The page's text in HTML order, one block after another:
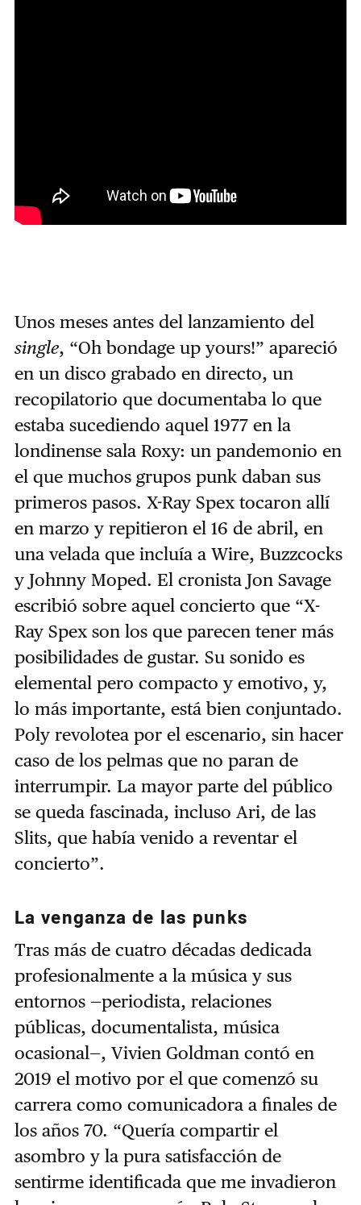
Unos meses antes del lanzamiento del
single, “Oh bondage up yours!” apareció
en un disco grabado en directo, un
recopilatorio que documentaba lo que
estaba sucediendo aquel 1977 en la
londinense sala Roxy: un pandemonio en
el que muchos grupos punk daban sus
primeros pasos. X-Ray Spex tocaron allí
en marzo y repitieron el 16 de abril, en
una velada que incluía a Wire, Buzzcocks
y Johnny Moped. El cronista Jon Savage
escribió sobre aquel concierto que “X-
Ray Spex son los que parecen tener más
posibilidades de gustar. Su sonido es
elemental pero compacto y emotivo, y,
lo más importante, está bien conjuntado.
Poly revolotea por el escenario, sin hacer
caso de los pelmas que no paran de
interrumpir. La mayor parte del público
se queda fascinada, incluso Ari, de las
Slits, que había venido a reventar el
concierto”.
La venganza de las punks
Tras más de cuatro décadas dedicada
profesionalmente a la música y sus
entornos —periodista, relaciones
públicas, documentalista, música
ocasional—, Vivien Goldman contó en
2019 el motivo por el que comenzó su
carrera como comunicadora a finales de
los años 70. “Quería compartir el
asombro y la pura satisfacción de
sentirme identificada que me invadieron